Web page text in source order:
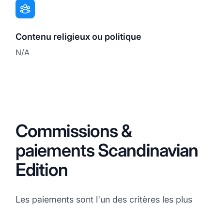
Contenu religieux ou politique
N/A
Commissions &
paiements Scandinavian
Edition
Les paiements sont l'un des critères les plus